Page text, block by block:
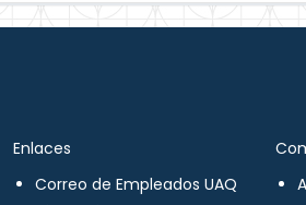
Enlaces
Correo de Empleados UAQ